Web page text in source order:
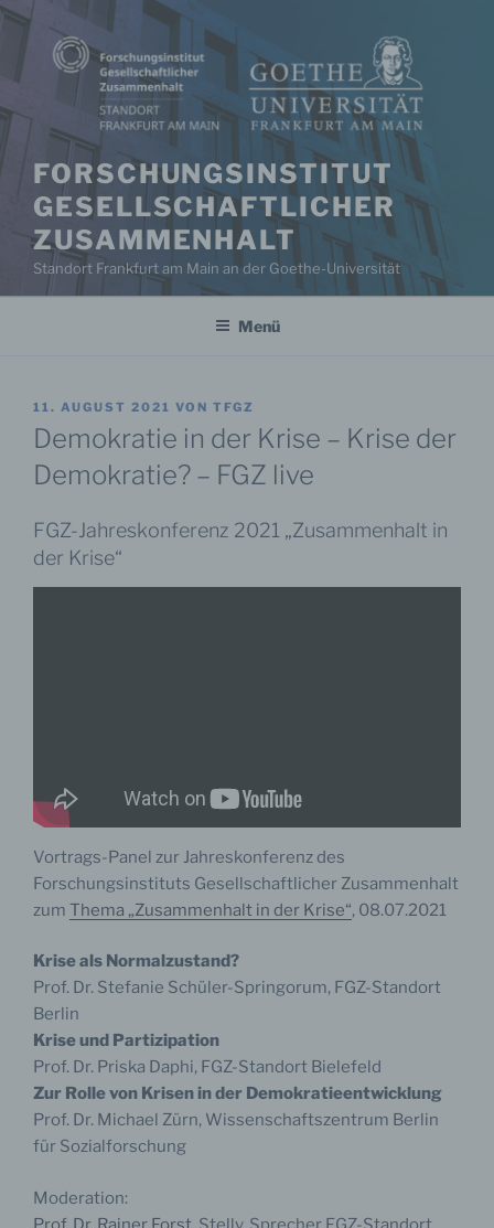
Zum
Inhalt
springen
FORSCHUNGSINSTITUT
GESELLSCHAFTLICHER
ZUSAMMENHALT
Standort Frankfurt am Main an der Goethe-Universität
Menü
VERÖFFENTLICHT
AM
11. AUGUST 2021 VON TFGZ
Demokratie in der Krise – Krise der
Demokratie? – FGZ live
FGZ-Jahreskonferenz 2021 „Zusammenhalt in
der Krise“
Vortrags-Panel zur Jahreskonferenz des
Forschungsinstituts Gesellschaftlicher Zusammenhalt
zum Thema „Zusammenhalt in der Krise“, 08.07.2021
Krise als Normalzustand?
Prof. Dr. Stefanie Schüler-Springorum, FGZ-Standort
Berlin
Krise und Partizipation
Prof. Dr. Priska Daphi, FGZ-Standort Bielefeld
Zur Rolle von Krisen in der Demokratieentwicklung
Prof. Dr. Michael Zürn, Wissenschaftszentrum Berlin
für Sozialforschung
Moderation: